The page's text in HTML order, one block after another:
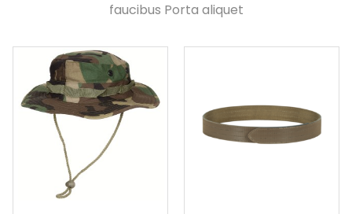
faucibus Porta aliquet